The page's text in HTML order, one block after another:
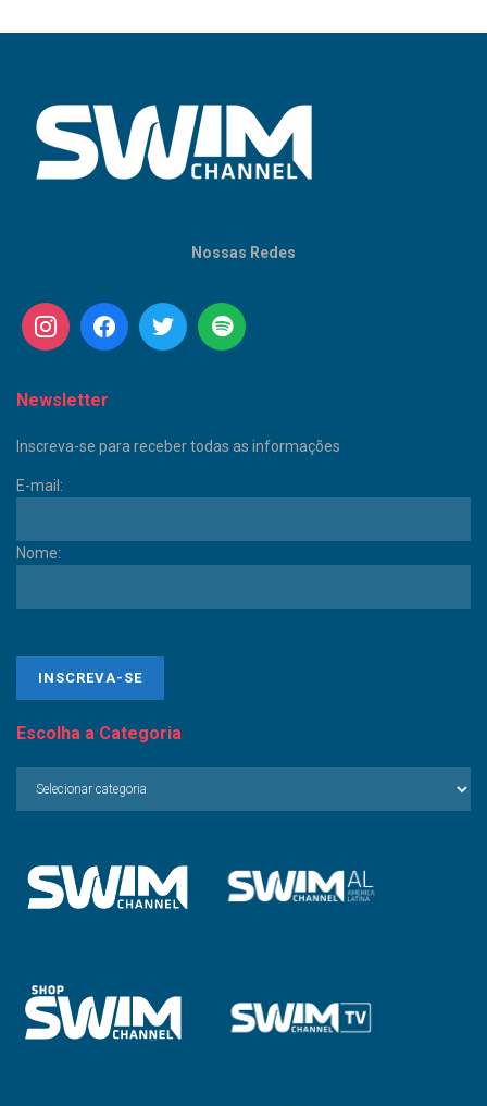
Nossas Redes
Newsletter
Inscreva-se para receber todas as informações
E-mail:
Nome:
Escolha a Categoria